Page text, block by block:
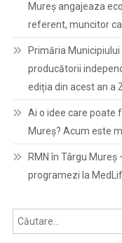
Mureș angajeaza
referent, muncitor
Primăria
producătorii
ediția din acest an a
Ai o idee care poate
Mureș? Acum este
RMN în Târgu
programezi la